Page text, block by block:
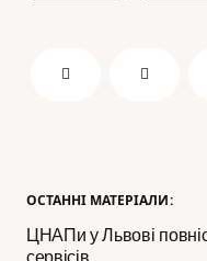
ОСТАННІ МАТЕРІАЛИ:
ЦНАПи у Львові